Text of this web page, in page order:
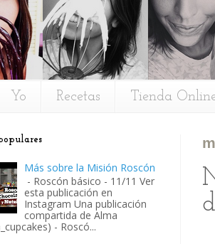
Yo Recetas Tienda
Más sobre la Misión Roscón
- Roscón básico - 11/11 Ver
esta publicación en
Instagram Una publicación
compartida de Alma
- Roscó...